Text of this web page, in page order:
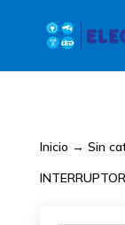
Inicio → Sin